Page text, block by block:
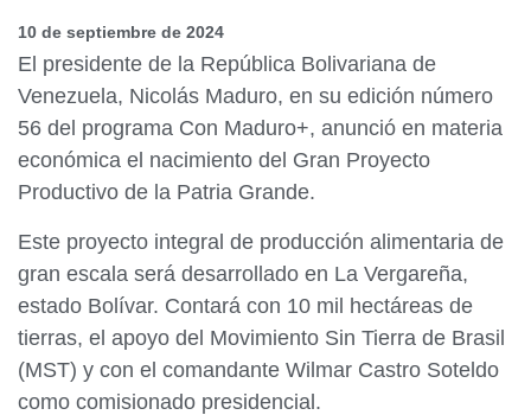
10 de septiembre de 2024
El presidente de la República Bolivariana de
Venezuela, Nicolás Maduro, en su edición número
56 del programa Con Maduro+, anunció en materia
económica el nacimiento del Gran Proyecto
Productivo de la Patria Grande.
Este proyecto integral de producción alimentaria de
gran escala será desarrollado en La Vergareña,
estado Bolívar. Contará con 10 mil hectáreas de
tierras, el apoyo del Movimiento Sin Tierra de Brasil
(MST) y con el comandante Wilmar Castro Soteldo
como comisionado presidencial.